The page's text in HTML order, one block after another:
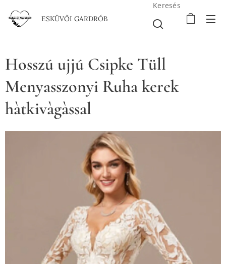
ESKÜVŐI GARDRÓB
Keresés
Hosszú ujjú Csipke Tüll
Menyasszonyi Ruha kerek
hàtkivàgàssal